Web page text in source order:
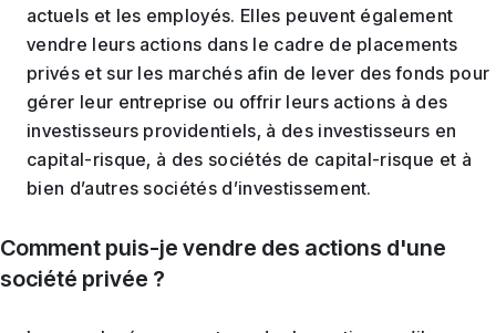
actuels et les employés. Elles peuvent également
vendre leurs actions dans le cadre de placements
privés et sur les marchés afin de lever des fonds pour
gérer leur entreprise ou offrir leurs actions à des
investisseurs providentiels, à des investisseurs en
capital-risque, à des sociétés de capital-risque et à
bien d’autres sociétés d’investissement.
Comment puis-je vendre des actions d'une
société privée ?